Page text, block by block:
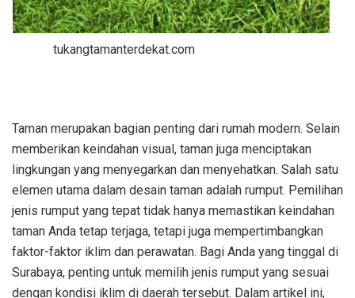
tukangtamanterdekat.com
Taman merupakan bagian penting dari rumah modern. Selain
memberikan keindahan visual, taman juga menciptakan
lingkungan yang menyegarkan dan menyehatkan. Salah satu
elemen utama dalam desain taman adalah rumput. Pemilihan
jenis rumput yang tepat tidak hanya memastikan keindahan
taman Anda tetap terjaga, tetapi juga mempertimbangkan
faktor-faktor iklim dan perawatan. Bagi Anda yang tinggal di
Surabaya, penting untuk memilih jenis rumput yang sesuai
dengan kondisi iklim di daerah tersebut. Dalam artikel ini,